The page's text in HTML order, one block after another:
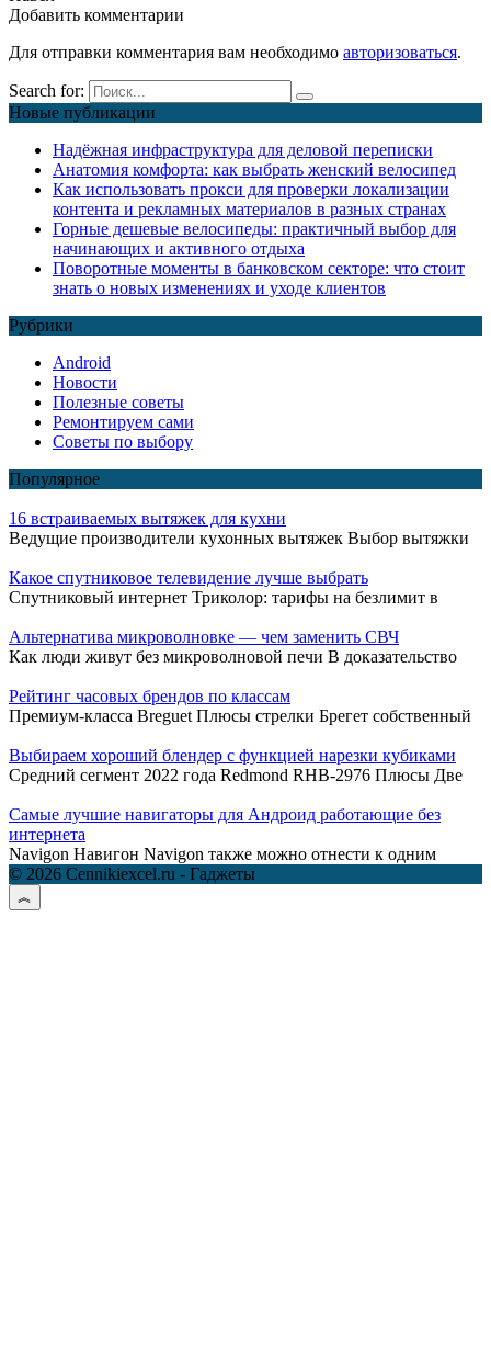
Добавить комментарии
Для отправки комментария вам необходимо авторизоваться.
Search for:
Новые публикации
Надёжная инфраструктура для деловой переписки
Анатомия комфорта: как выбрать женский велосипед
Как использовать прокси для проверки локализации
контента и рекламных материалов в разных странах
Горные дешевые велосипеды: практичный выбор для
начинающих и активного отдыха
Поворотные моменты в банковском секторе: что стоит
знать о новых изменениях и уходе клиентов
Рубрики
Android
Новости
Полезные советы
Ремонтируем сами
Советы по выбору
Популярное
16 встраиваемых вытяжек для кухни
Ведущие производители кухонных вытяжек Выбор вытяжки
Какое спутниковое телевидение лучше выбрать
Спутниковый интернет Триколор: тарифы на безлимит в
Альтернатива микроволновке — чем заменить СВЧ
Как люди живут без микроволновой печи В доказательство
Рейтинг часовых брендов по классам
Премиум-класса Breguet Плюсы стрелки Брегет собственный
Выбираем хороший блендер с функцией нарезки кубиками
Средний сегмент 2022 года Redmond RHB-2976 Плюсы Две
Самые лучшие навигаторы для Андроид работающие без
интернета
Navigon Навигон Navigon также можно отнести к одним
© 2026 Cennikiexcel.ru - Гаджеты